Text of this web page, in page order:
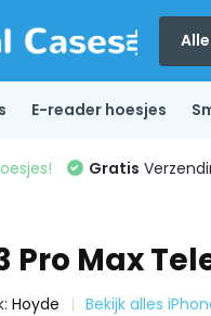
E-reader hoesjes
Gratis
Pro Max
Hoyde Bekijk alles